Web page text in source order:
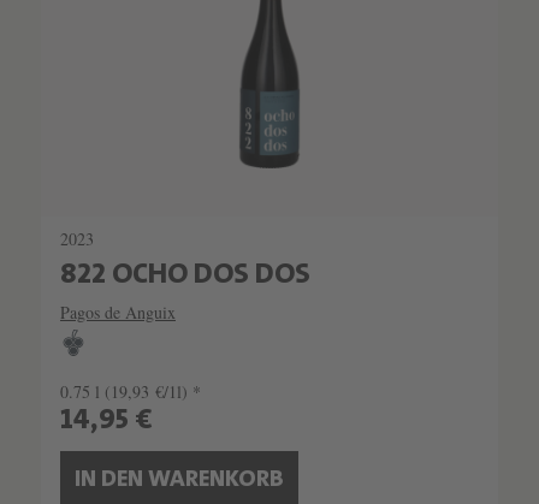
2023
822 OCHO DOS DOS
Pagos de Anguix
0.75 l (19,93 €/1l) *
14,95 €
IN DEN WARENKORB